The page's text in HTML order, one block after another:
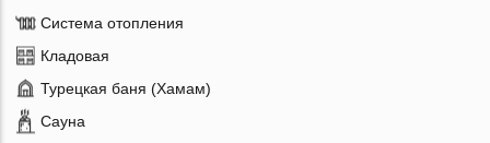
Система отопления
Кладовая
Турецкая баня (Хамам)
Сауна